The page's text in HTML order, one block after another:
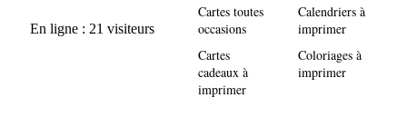
Cartes toutes
occasions
Cartes
cadeaux à
imprimer
Calendriers à
imprimer
Coloriages à
imprimer